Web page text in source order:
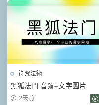
符咒法術
黑狐法門 音頻+文字圖片
2天前